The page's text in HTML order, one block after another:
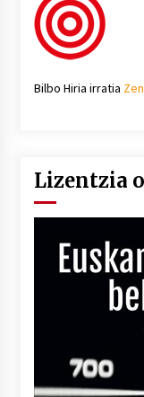
Bilbo Hiria irratia
Lizentzia